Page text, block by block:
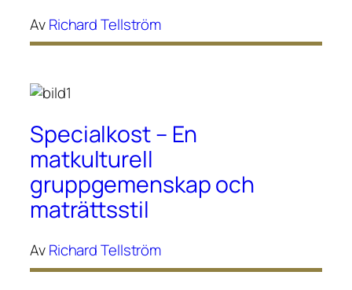
AvRichard Tellström
Specialkost – En
matkulturell
gruppgemenskap och
maträttsstil
AvRichard Tellström